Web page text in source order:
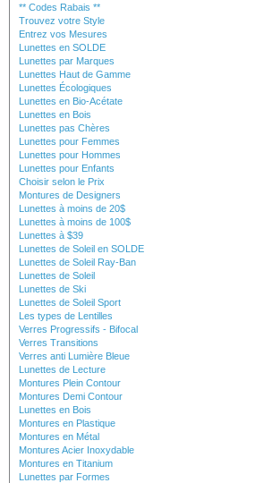
** Codes Rabais **
Trouvez votre Style
Entrez vos Mesures
Lunettes en SOLDE
Lunettes par Marques
Lunettes Haut de Gamme
Lunettes Écologiques
Lunettes en Bio-Acétate
Lunettes en Bois
Lunettes pas Chères
Lunettes pour Femmes
Lunettes pour Hommes
Lunettes pour Enfants
Choisir selon le Prix
Montures de Designers
Lunettes à moins de 20$
Lunettes à moins de 100$
Lunettes à $39
Lunettes de Soleil en SOLDE
Lunettes de Soleil Ray-Ban
Lunettes de Soleil
Lunettes de Ski
Lunettes de Soleil Sport
Les types de Lentilles
Verres Progressifs - Bifocal
Verres Transitions
Verres anti Lumière Bleue
Lunettes de Lecture
Montures Plein Contour
Montures Demi Contour
Lunettes en Bois
Montures en Plastique
Montures en Métal
Montures Acier Inoxydable
Montures en Titanium
Lunettes par Formes